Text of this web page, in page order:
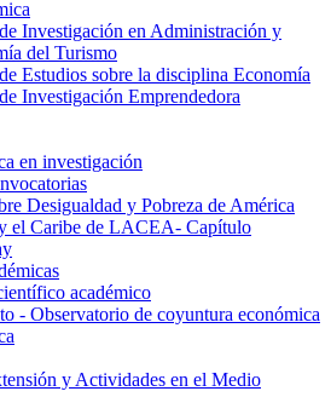
Investigación en Administración y
del Turismo
Estudios sobre la disciplina Economía
Investigación Emprendedora
en investigación
Desigualdad y Pobreza de América
el Caribe de LACEA- Capítulo
académico
- Observatorio de coyuntura económica
y Actividades en el Medio